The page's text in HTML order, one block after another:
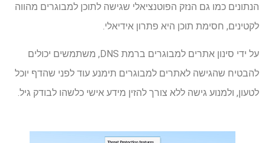
הנתונים כמו גם הנזק הפוטנציאלי שגישה לתוכן למבוגרים מהווה
לקטינים, חסימת תוכן היא פתרון אידיאלי.
על ידי סינון אתרים למבוגרים ברמת DNS, משתמשים יכולים
להבטיח שהגישה לאתרים למבוגרים תימנע עוד לפני שהדף יוכל
לטעון, ולמנוע גישה ללא צורך להזין מידע אישי כלשהו לבודק גיל.